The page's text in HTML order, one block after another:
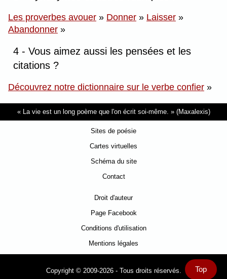
Les proverbes avouer » Donner » Laisser »
Abandonner »
4 - Vous aimez aussi les pensées et les
citations ?
Découvrez notre dictionnaire sur le verbe confier »
Top
La vie est un long poème que l'on écrit soi-même. (Maxalexis)
Sites de poésie
Cartes virtuelles
Schéma du site
Contact
Droit d'auteur
Page Facebook
Conditions d'utilisation
Mentions légales
Copyright © 2009-2026 - Tous droits réservés.